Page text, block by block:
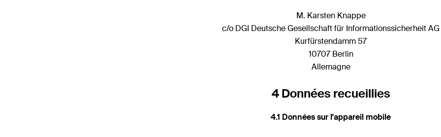
M. Karsten Knappe
c/o DGI Deutsche Gesellschaft für Informationssicherheit AG
Kurfürstendamm 57
10707 Berlin
Allemagne
4 Données recueillies
4.1 Données sur l'appareil mobile